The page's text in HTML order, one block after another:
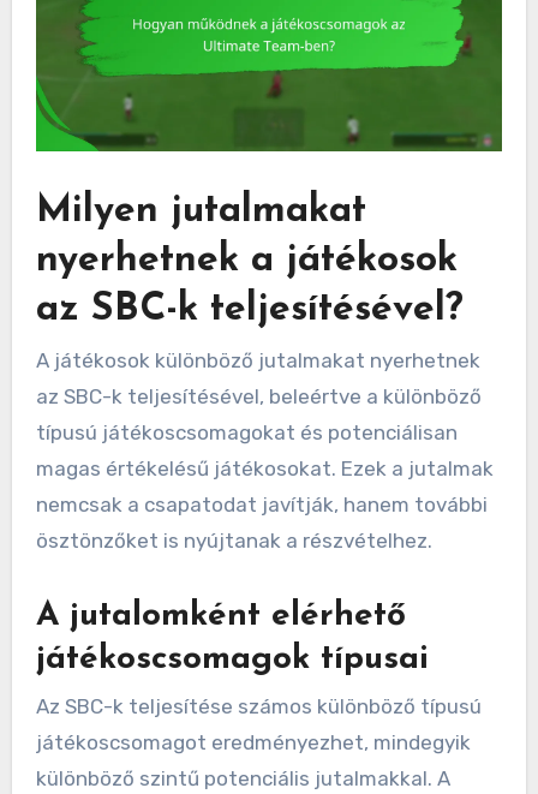
Milyen jutalmakat
nyerhetnek a játékosok
az SBC-k teljesítésével?
A játékosok különböző jutalmakat nyerhetnek
az SBC-k teljesítésével, beleértve a különböző
típusú játékoscsomagokat és potenciálisan
magas értékelésű játékosokat. Ezek a jutalmak
nemcsak a csapatodat javítják, hanem további
ösztönzőket is nyújtanak a részvételhez.
A jutalomként elérhető
játékoscsomagok típusai
Az SBC-k teljesítése számos különböző típusú
játékoscsomagot eredményezhet, mindegyik
különböző szintű potenciális jutalmakkal. A